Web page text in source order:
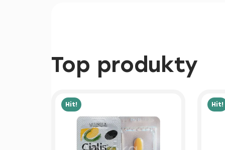
Top produkty
Hit! Hit!